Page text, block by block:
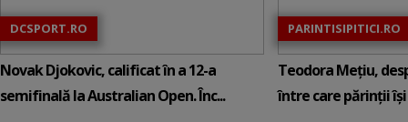
DCSPORT.RO
Novak Djokovic, calificat în a 12-a
semifinală la Australian Open. Înc...
PARINTISIPITICI.RO
Teodora Mețiu,
între care părinții își